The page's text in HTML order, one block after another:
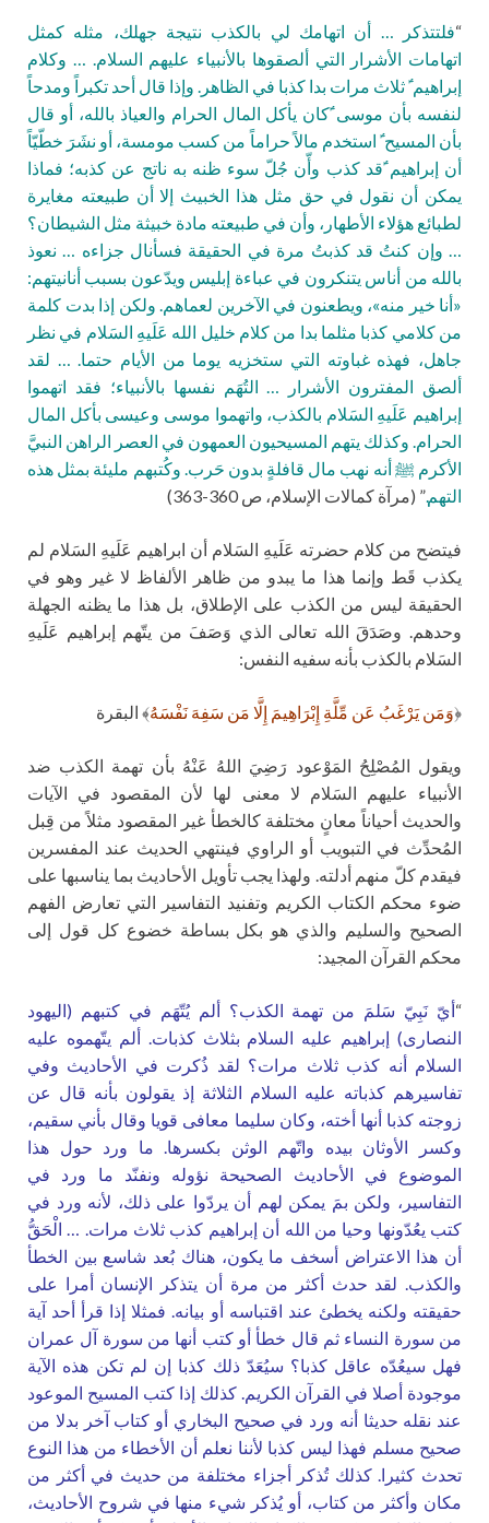
“فلتتذكر … أن اتهامك لي بالكذب نتيجة جهلك، مثله كمثل
اتهامات الأشرار التي ألصقوها بالأنبياء عليهم السلام. … وكلام
إبراهيم ؑ ثلاث مرات بدا كذبا في الظاهر. وإذا قال أحد تكبراً ومدحاً
لنفسه بأن موسى ؑكان يأكل المال الحرام والعياذ بالله، أو قال
بأن المسيح ؑ استخدم مالاً حراماً من كسب مومسة، أو نشَرَ خطّيّاً
أن إبراهيم ؑقد كذب وأّن جُلّ سوء ظنه به ناتج عن كذبه؛ فماذا
يمكن أن نقول في حق مثل هذا الخبيث إلا أن طبيعته مغايرة
لطبائع هؤلاء الأطهار، وأن في طبيعته مادة خبيثة مثل الشيطان؟
… وإن كنتُ قد كذبتُ مرة في الحقيقة فسأنال جزاءه … نعوذ
بالله من أناس يتنكرون في عباءة إبليس ويدّعون بسبب أنانيتهم:
«أنا خير منه»، ويطعنون في الآخرين لعماهم. ولكن إذا بدت كلمة
من كلامي كذبا مثلما بدا من كلام خليل الله عَلَيهِ السَلام في نظر
جاهل، فهذه غباوته التي ستخزيه يوما من الأيام حتما. … لقد
ألصق المفترون الأشرار … التُهَم نفسها بالأنبياء؛ فقد اتهموا
إبراهيم عَلَيهِ السَلام بالكذب، واتهموا موسى وعيسى بأكل المال
الحرام. وكذلك يتهم المسيحيون العمهون في العصر الراهن النبيَّ
الأكرم ﷺ أنه نهب مال قافلةٍ بدون حَرب. وكُتبهم مليئة بمثل هذه
التهم.” (مرآة كمالات الإسلام، ص 360-363)
فيتضح من كلام حضرته عَلَيهِ السَلام أن ابراهيم عَلَيهِ السَلام لم
يكذب قَط وإنما هذا ما يبدو من ظاهر الألفاظ لا غير وهو في
الحقيقة ليس من الكذب على الإطلاق، بل هذا ما يظنه الجهلة
وحدهم. وصَدَقَ الله تعالى الذي وَصَفَ من يتّهم إبراهيم عَلَيهِ
السَلام بالكذب بأنه سفيه النفس:
﴿وَمَن يَرْغَبُ عَن مِّلَّةِ إِبْرَاهِيمَ إِلَّا مَن سَفِهَ نَفْسَهُ﴾ البقرة
ويقول المُصْلِحُ المَوْعود رَضِيَ اللهُ عَنْهُ بأن تهمة الكذب ضد
الأنبياء عليهم السَلام لا معنى لها لأن المقصود في الآيات
والحديث أحياناً معانٍ مختلفة كالخطأ غير المقصود مثلاً من قِبل
المُحدِّث في التبويب أو الراوي فينتهي الحديث عند المفسرين
فيقدم كلّ منهم أدلته. ولهذا يجب تأويل الأحاديث بما يناسبها على
ضوء محكم الكتاب الكريم وتفنيد التفاسير التي تعارض الفهم
الصحيح والسليم والذي هو بكل بساطة خضوع كل قول إلى
محكم القرآن المجيد:
“أيّ نَبِيّ سَلمَ من تهمة الكذب؟ ألم يُتّهَم في كتبهم (اليهود
النصارى) إبراهيم عليه السلام بثلاث كذبات. ألم يتّهموه عليه
السلام أنه كذب ثلاث مرات؟ لقد ذُكرت في الأحاديث وفي
تفاسيرهم كذباته عليه السلام الثلاثة إذ يقولون بأنه قال عن
زوجته كذبا أنها أخته، وكان سليما معافى قويا وقال بأني سقيم،
وكسر الأوثان بيده واتّهم الوثن بكسرها. ما ورد حول هذا
الموضوع في الأحاديث الصحيحة نؤوله ونفنّد ما ورد في
التفاسير، ولكن بمَ يمكن لهم أن يردّوا على ذلك، لأنه ورد في
كتب يعُدّونها وحيا من الله أن إبراهيم كذب ثلاث مرات. … الْحَقُّ
أن هذا الاعتراض أسخف ما يكون، هناك بُعد شاسع بين الخطأ
والكذب. لقد حدث أكثر من مرة أن يتذكر الإنسان أمرا على
حقيقته ولكنه يخطئ عند اقتباسه أو بيانه. فمثلا إذا قرأ أحد آية
من سورة النساء ثم قال خطأ أو كتب أنها من سورة آل عمران
فهل سيعُدّه عاقل كذبا؟ سيُعَدّ ذلك كذبا إن لم تكن هذه الآية
موجودة أصلا في القرآن الكريم. كذلك إذا كتب المسيح الموعود
عند نقله حديثا أنه ورد في صحيح البخاري أو كتاب آخر بدلا من
صحيح مسلم فهذا ليس كذبا لأننا نعلم أن الأخطاء من هذا النوع
تحدث كثيرا. كذلك تُذكر أجزاء مختلفة من حديث في أكثر من
مكان وأكثر من كتاب، أو يُذكر شيء منها في شروح الأحاديث،